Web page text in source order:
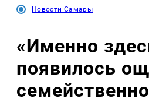
Новости Самары
«Именно
появилось